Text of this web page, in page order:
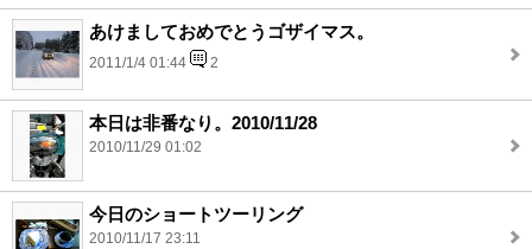
あけましておめでとうゴザイマス。
2011/1/4 01:44 2
本日は非番なり。2010/11/28
2010/11/29 01:02
今日のショートツーリング
2010/11/17 23:11